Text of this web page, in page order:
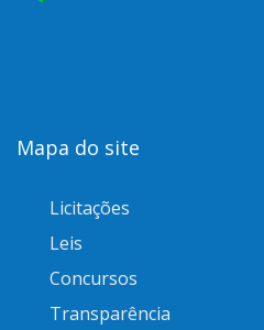
Mapa do site
Licitações
Leis
Concursos
Transparência